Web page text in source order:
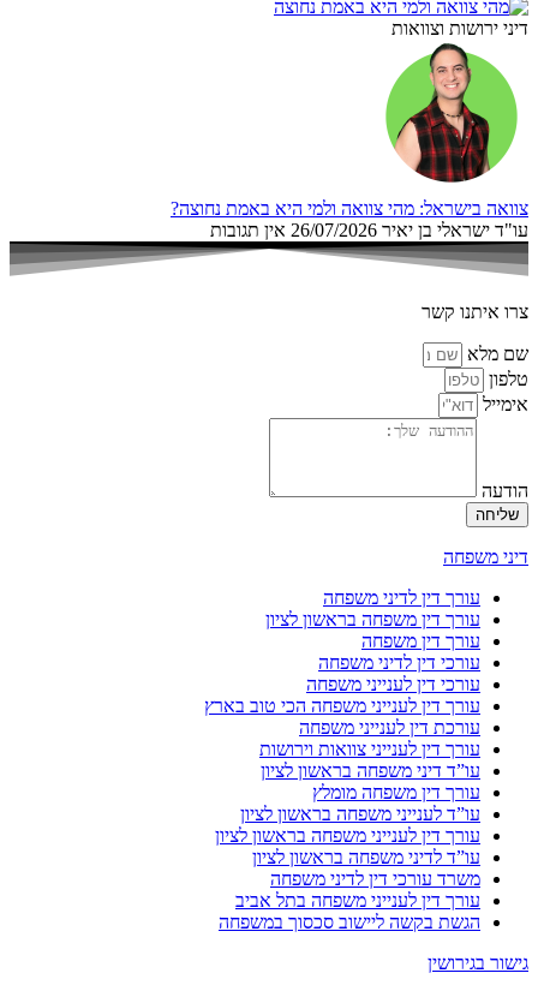
דיני ירושות וצוואות
צוואה בישראל: מהי צוואה ולמי היא באמת נחוצה?
עו"ד ישראלי בן יאיר 26/07/2026 אין תגובות
צרו איתנו קשר
שם מלא
טלפון
אימייל
הודעה
שליחה
דיני משפחה
עורך דין לדיני משפחה
עורך דין משפחה בראשון לציון
עורך דין משפחה
עורכי דין לדיני משפחה
עורכי דין לענייני משפחה
עורך דין לענייני משפחה הכי טוב בארץ
עורכת דין לענייני משפחה
עורך דין לענייני צוואות וירושות
עו”ד דיני משפחה בראשון לציון
עורך דין משפחה מומלץ
עו”ד לענייני משפחה בראשון לציון
עורך דין לענייני משפחה בראשון לציון
עו”ד לדיני משפחה בראשון לציון
משרד עורכי דין לדיני משפחה
עורך דין לענייני משפחה בתל אביב
הגשת בקשה ליישוב סכסוך במשפחה
גישור בגירושין